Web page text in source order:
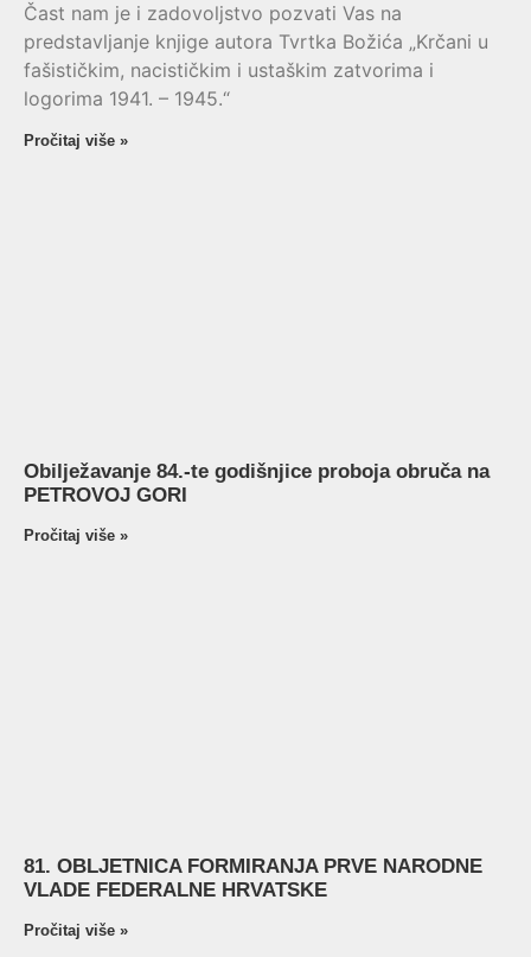
Čast nam je i zadovoljstvo pozvati Vas na
predstavljanje knjige autora Tvrtka Božića „Krčani u
fašističkim, nacističkim i ustaškim zatvorima i
logorima 1941. – 1945.“
Pročitaj više »
Obilježavanje 84.-te godišnjice proboja obruča na
PETROVOJ GORI
Pročitaj više »
81. OBLJETNICA FORMIRANJA PRVE NARODNE
VLADE FEDERALNE HRVATSKE
Pročitaj više »